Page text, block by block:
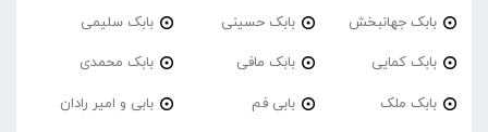
بابک جهانبخش بابک حسینی بابک سلیمی
بابک کمایی بابک مافی بابک محمدی
بابک ملک بابی فم بابی و امیر رادان